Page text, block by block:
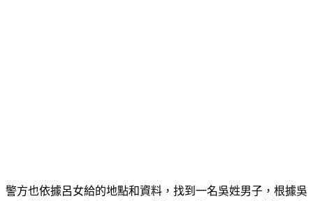
男提供的照片，包含呂女在沙灘上的照片11張，認定拍攝內容